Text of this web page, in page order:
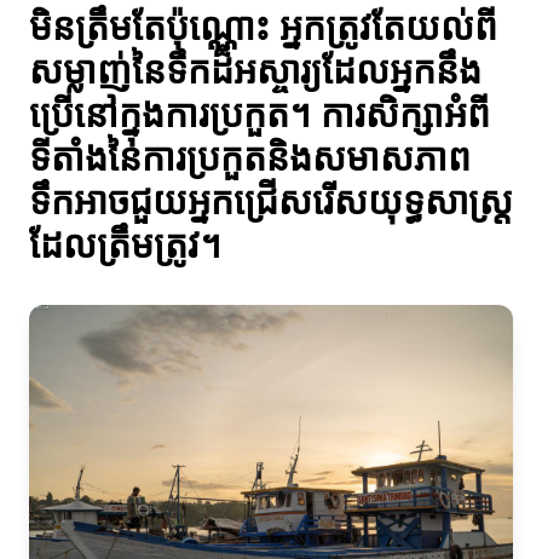
មិនត្រឹមតែប៉ុណ្ណោះ អ្នកត្រូវតែយល់ពី
សម្លាញ់នៃទឹកដ៏អស្ចារ្យដែលអ្នកនឹង
ប្រើនៅក្នុងការប្រកួត។ ការសិក្សាអំពី
ទីតាំងនៃការប្រកួតនិងសមាសភាព
ទឹកអាចជួយអ្នកជ្រើសរើសយុទ្ធសាស្ត្រ
ដែលត្រឹមត្រូវ។